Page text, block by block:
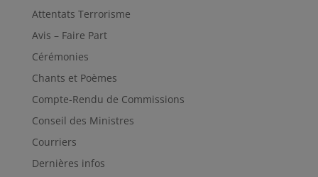
Attentats Terrorisme
Avis – Faire Part
Cérémonies
Chants et Poèmes
Compte-Rendu de Commissions
Conseil des Ministres
Courriers
Dernières infos